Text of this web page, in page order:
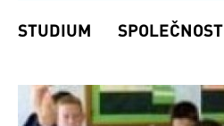
STUDIUM SPOLEČNOST